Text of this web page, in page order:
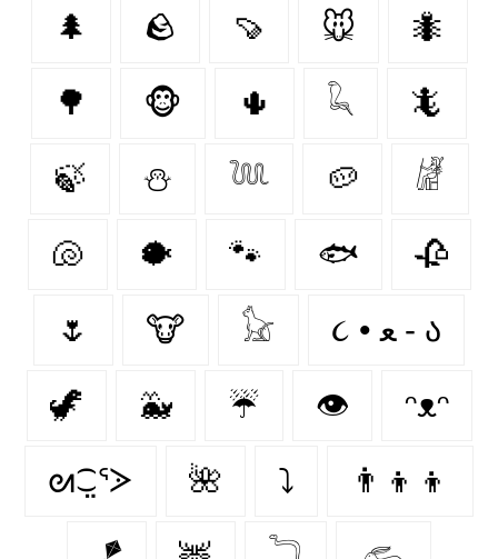
🌲 🪨 🍠 🐭 🐜
🌳 🐵 🌵 𓆗 🦎
🍃 ⛄ 𓆙 🥔 𓁈
🐚 🐡 🐾 🐟 🥀
🌷 🐮 𓃠 ૮ • ﻌ - ა⁩
🦖 🐳 ☔ 👁️ ᵔᴥᵔ
ᘛ⁐̤ᕐᐷ 🌺 ⤵ 👨‍👦‍👦